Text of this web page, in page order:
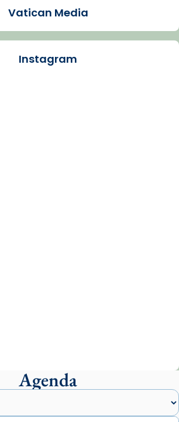
de Barcelona
27 de juliol la missa de Les
Vatican Media
Instagram
Agenda